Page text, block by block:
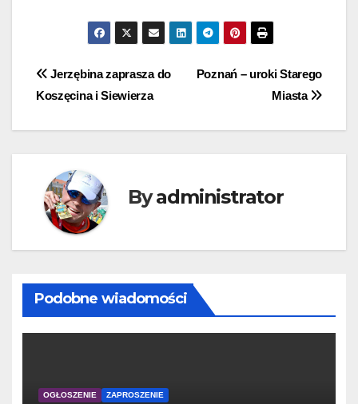
Poznań – uroki Starego
Miasta
Jerzębina zaprasza do
Koszęcina i Siewierza
Byadministrator
Podobne wiadomości
OGŁOSZENIE ZAPROSZENIE